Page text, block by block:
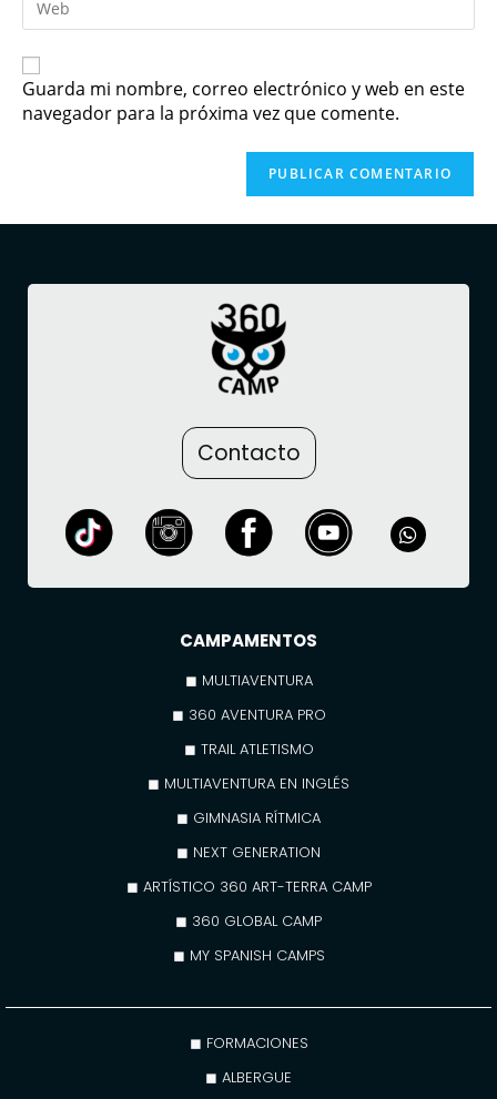
Guarda mi nombre, correo electrónico y web en este
navegador para la próxima vez que comente.
Contacto
CAMPAMENTOS
◼ MULTIAVENTURA
◼ 360 AVENTURA PRO
◼ TRAIL ATLETISMO
◼ MULTIAVENTURA EN INGLÉS
◼ GIMNASIA RÍTMICA
◼ NEXT GENERATION
◼ ARTÍSTICO 360 ART-TERRA CAMP
◼ 360 GLOBAL CAMP
◼ MY SPANISH CAMPS
◼ FORMACIONES
◼ ALBERGUE